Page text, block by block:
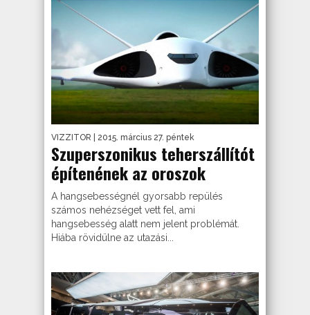
VIZZITOR | 2015. március 27. péntek
Szuperszonikus teherszállítót
építenének az oroszok
A hangsebességnél gyorsabb repülés
számos nehézséget vett fel, ami
hangsebesség alatt nem jelent problémát.
Hiába rövidülne az utazási...